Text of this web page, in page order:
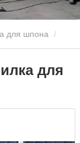
для шпона
для